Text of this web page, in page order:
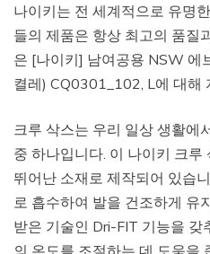
나이키는 전 세계적으로 유명
들의 제품은 항상 최고의 품질
은 [나이키] 남여공용 NSW 에
켤레) CQ0301_102, L에 대해
크루 삭스는 우리 일상 생활에
중 하나입니다. 이 나이키 크루
뛰어난 소재로 제작되어 있습
로 흡수하여 발을 건조하게 유
받은 기술인 Dri-FIT 기능을 갖
의 온도를 조절하는 데 도움을